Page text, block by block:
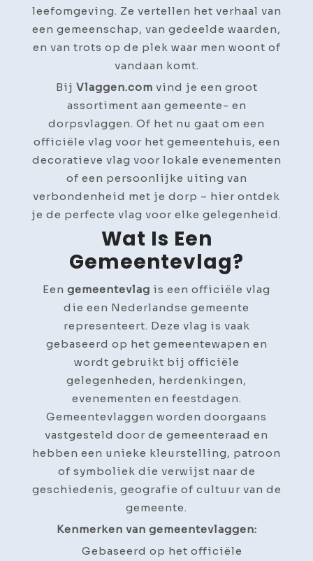
lokale
trots
leefomgeving. Ze vertellen het verhaal van
een gemeenschap, van gedeelde waarden,
en van trots op de plek waar men woont of
vandaan komt.
Bij Vlaggen.com vind je een groot
assortiment aan gemeente- en
dorpsvlaggen. Of het nu gaat om een
officiële vlag voor het gemeentehuis, een
decoratieve vlag voor lokale evenementen
of een persoonlijke uiting van
verbondenheid met je dorp – hier ontdek
je de perfecte vlag voor elke gelegenheid.
Wat Is Een
Gemeentevlag?
Een gemeentevlag is een officiële vlag
die een Nederlandse gemeente
representeert. Deze vlag is vaak
gebaseerd op het gemeentewapen en
wordt gebruikt bij officiële
gelegenheden, herdenkingen,
evenementen en feestdagen.
Gemeentevlaggen worden doorgaans
vastgesteld door de gemeenteraad en
hebben een unieke kleurstelling, patroon
of symboliek die verwijst naar de
geschiedenis, geografie of cultuur van de
gemeente.
Kenmerken van gemeentevlaggen:
Gebaseerd op het officiële